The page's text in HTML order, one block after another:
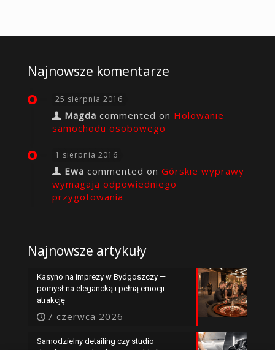
Najnowsze komentarze
25 sierpnia 2016
Magda commented on Holowanie
samochodu osobowego
1 sierpnia 2016
Ewa commented on Górskie wyprawy
wymagają odpowiedniego
przygotowania
Najnowsze artykuły
Kasyno na imprezy w Bydgoszczy —
pomysł na elegancką i pełną emocji
atrakcję
7 czerwca 2026
Samodzielny detailing czy studio